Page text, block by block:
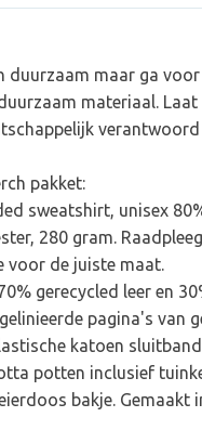
duurzaam maar ga
materiaal. Laat
verantwoord
pakket:
sweatshirt, unisex
280 gram.
de juiste maat.
gerecycled leer en
pagina's van
katoen
potten inclusief
bakje. Gemaakt